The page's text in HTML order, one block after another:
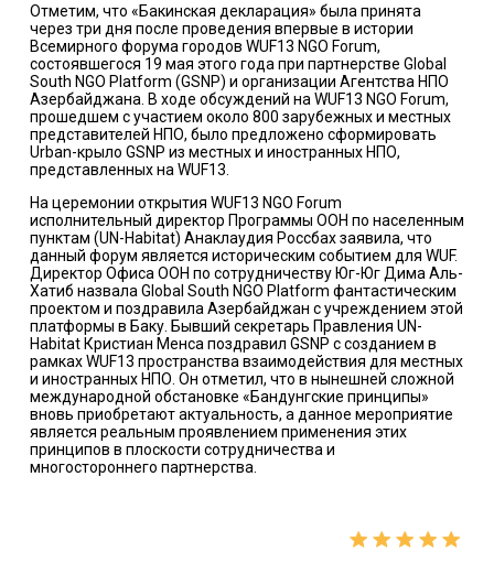
Отметим, что «Бакинская декларация» была принята
через три дня после проведения впервые в истории
Всемирного форума городов WUF13 NGO Forum,
состоявшегося 19 мая этого года при партнерстве Global
South NGO Platform (GSNP) и организации Агентства НПО
Азербайджана. В ходе обсуждений на WUF13 NGO Forum,
прошедшем с участием около 800 зарубежных и местных
представителей НПО, было предложено сформировать
Urban-крыло GSNP из местных и иностранных НПО,
представленных на WUF13.
На церемонии открытия WUF13 NGO Forum
исполнительный директор Программы ООН по населенным
пунктам (UN-Habitat) Анаклаудия Россбах заявила, что
данный форум является историческим событием для WUF.
Директор Офиса ООН по сотрудничеству Юг-Юг Дима Аль-
Хатиб назвала Global South NGO Platform фантастическим
проектом и поздравила Азербайджан с учреждением этой
платформы в Баку. Бывший секретарь Правления UN-
Habitat Кристиан Менса поздравил GSNP с созданием в
рамках WUF13 пространства взаимодействия для местных
и иностранных НПО. Он отметил, что в нынешней сложной
международной обстановке «Бандунгские принципы»
вновь приобретают актуальность, а данное мероприятие
является реальным проявлением применения этих
принципов в плоскости сотрудничества и
многостороннего партнерства.